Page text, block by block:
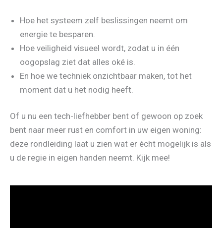
Hoe het systeem zelf beslissingen neemt om
energie te besparen.
Hoe veiligheid visueel wordt, zodat u in één
oogopslag ziet dat alles oké is.
En hoe we techniek onzichtbaar maken, tot het
moment dat u het nodig heeft.
Of u nu een tech-liefhebber bent of gewoon op zoek
bent naar meer rust en comfort in uw eigen woning:
deze rondleiding laat u zien wat er écht mogelijk is als
u de regie in eigen handen neemt. Kijk mee!